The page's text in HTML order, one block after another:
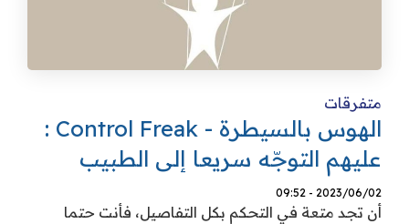
متفرقات
الهوس بالسيطرة - Control Freak :
عليهم التوجّه سريعا إلى الطبيب
2023/06/02 - 09:52
أن تجد متعة في التحكم بكل التفاصيل، فأنت حتما